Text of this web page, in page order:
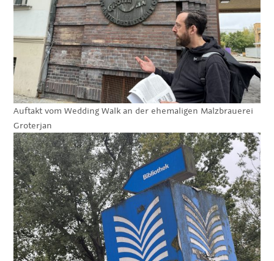
Auftakt vom Wedding Walk an der ehemaligen Malzbrauerei
Groterjan